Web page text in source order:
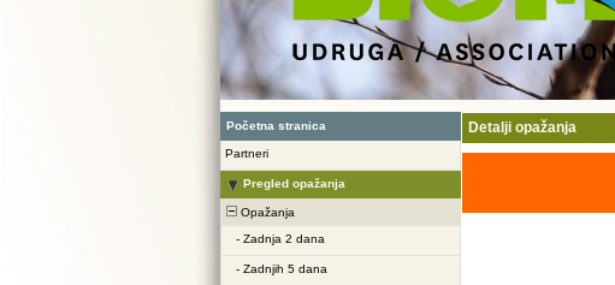
Početna stranica
Partneri
Pregled opažanja
Opažanja
- Zadnja 2 dana
- Zadnjih 5 dana
Detalji opažanja